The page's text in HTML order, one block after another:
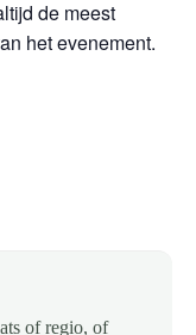
de meest
het evenement.
of regio, of